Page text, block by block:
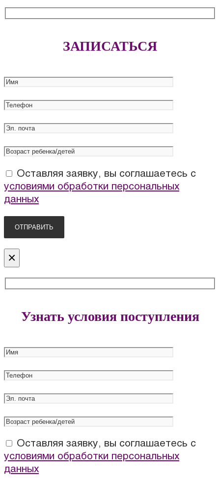
ЗАПИСАТЬСЯ
Оставляя заявку, вы соглашаетесь с
условиями обработки персональных
данных
×
Узнать условия поступления
Оставляя заявку, вы соглашаетесь с
условиями обработки персональных
данных